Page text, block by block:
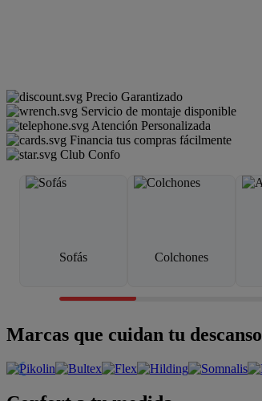
Precio Garantizado
Servicio de montaje disponible
Atención Personalizada
Financia tus compras fácilmente
Club Confo
Sofás Colchones
Marcas que cuidan tu descanso